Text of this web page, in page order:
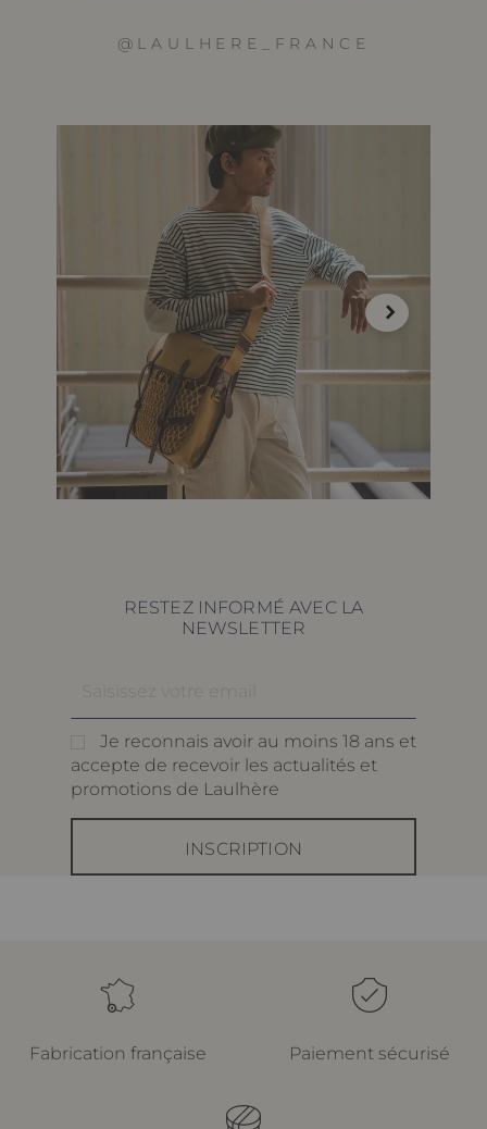
@LAULHERE_FRANCE
RESTEZ INFORMÉ AVEC LA
NEWSLETTER
Je reconnais avoir au moins 18 ans et
accepte de recevoir les actualités et
promotions de Laulhère
INSCRIPTION
Fabrication française Paiement sécurisé